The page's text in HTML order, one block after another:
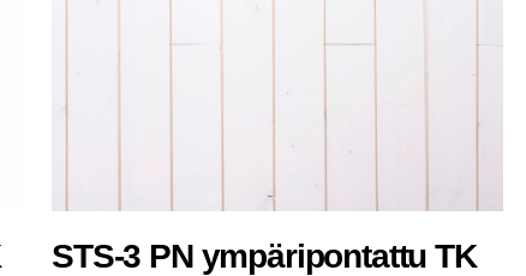
STS‑3 PN ympä­ri­pon­tat­tu TK